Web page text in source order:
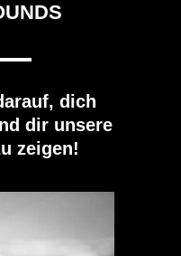
dich
dir unsere
zeigen!